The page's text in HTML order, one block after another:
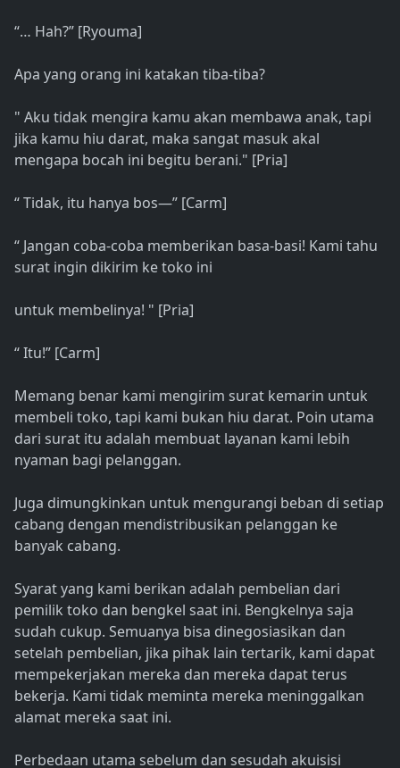
“… Hah?” [Ryouma]
Apa yang orang ini katakan tiba-tiba?
" Aku tidak mengira kamu akan membawa anak, tapi
jika kamu hiu darat, maka sangat masuk akal
mengapa bocah ini begitu berani." [Pria]
“ Tidak, itu hanya bos—” [Carm]
“ Jangan coba-coba memberikan basa-basi! Kami tahu
surat ingin dikirim ke toko ini
untuk membelinya! " [Pria]
“ Itu!” [Carm]
Memang benar kami mengirim surat kemarin untuk
membeli toko, tapi kami bukan hiu darat. Poin utama
dari surat itu adalah membuat layanan kami lebih
nyaman bagi pelanggan.
Juga dimungkinkan untuk mengurangi beban di setiap
cabang dengan mendistribusikan pelanggan ke
banyak cabang.
Syarat yang kami berikan adalah pembelian dari
pemilik toko dan bengkel saat ini. Bengkelnya saja
sudah cukup. Semuanya bisa dinegosiasikan dan
setelah pembelian, jika pihak lain tertarik, kami dapat
mempekerjakan mereka dan mereka dapat terus
bekerja. Kami tidak meminta mereka meninggalkan
alamat mereka saat ini.
Perbedaan utama sebelum dan sesudah akuisisi